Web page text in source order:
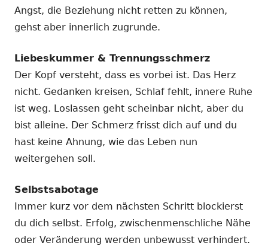
Angst, die Beziehung nicht retten zu können,
gehst aber innerlich zugrunde.
Liebeskummer & Trennungsschmerz
Der Kopf versteht, dass es vorbei ist. Das Herz
nicht. Gedanken kreisen, Schlaf fehlt, innere Ruhe
ist weg. Loslassen geht scheinbar nicht, aber du
bist alleine. Der Schmerz frisst dich auf und du
hast keine Ahnung, wie das Leben nun
weitergehen soll.
Selbstsabotage
Immer kurz vor dem nächsten Schritt blockierst
du dich selbst. Erfolg, zwischenmenschliche Nähe
oder Veränderung werden unbewusst verhindert.